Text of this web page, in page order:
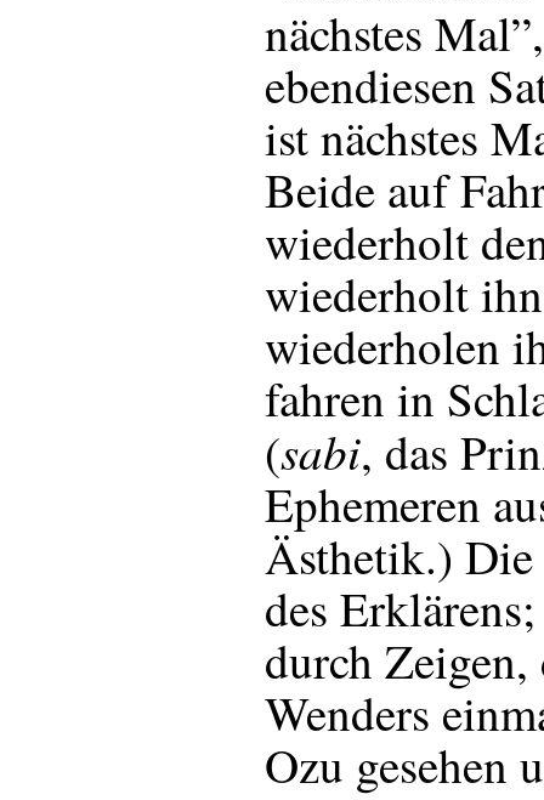
nächstes
ebendiesen
ist nächstes
Beide auf
wiederholt
wiederholt
wiederholen
fahren in
(sabi, das
Ephemeren
Ästhetik.)
des
durch Zeigen,
Wenders
Ozu gesehen